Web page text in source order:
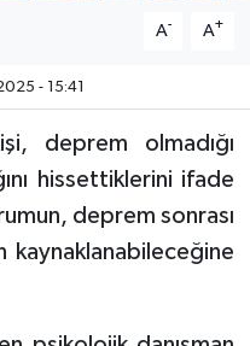
A- A+
- 15:41
deprem olmadığı
hissettiklerini ifade
deprem sonrası
kaynaklanabileceğine